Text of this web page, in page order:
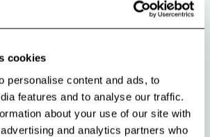
cookies
personalise content and ads, to
features and to analyse our traffic.
about your use of our site with
and analytics partners who